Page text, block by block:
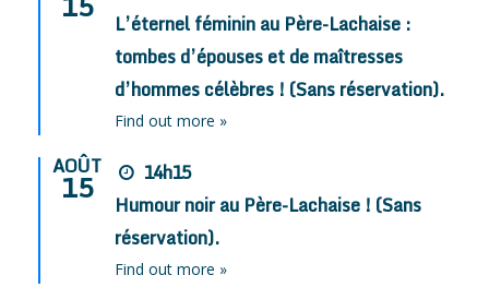
L’éternel féminin au Père-Lachaise :
tombes d’épouses et de maîtresses
d’hommes célèbres ! (Sans réservation).
Find out more »
AOÛT
15
14h15
Humour noir au Père-Lachaise ! (Sans
réservation).
Find out more »